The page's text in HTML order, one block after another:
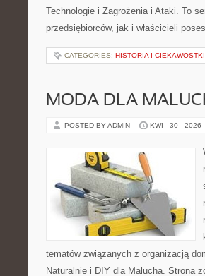
Technologie i Zagrożenia i Ataki. To
przedsiębiorców, jak i właścicieli
CATEGORIES: HISTORIA I CIEKAWOSTKI
MODA DLA
POSTED BY ADMIN KWI - 30 - 2026
tematów związanych z organizacją
Naturalnie i DIY dla Malucha. Strona